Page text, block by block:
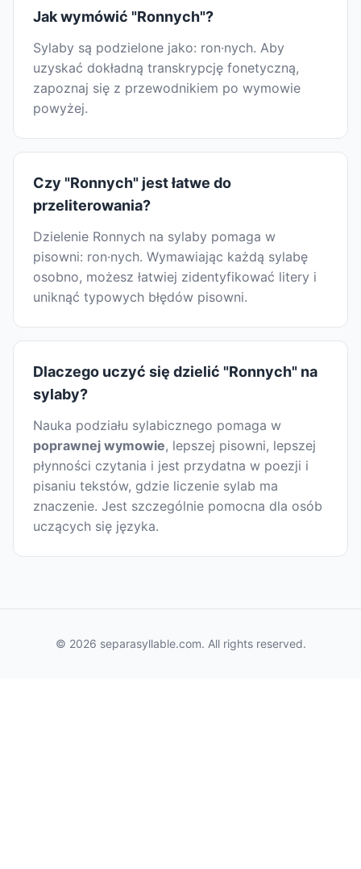
Jak wymówić "Ronnych"?
Sylaby są podzielone jako: ron·nych. Aby
uzyskać dokładną transkrypcję fonetyczną,
zapoznaj się z przewodnikiem po wymowie
powyżej.
Czy "Ronnych" jest łatwe do
przeliterowania?
Dzielenie Ronnych na sylaby pomaga w
pisowni: ron·nych. Wymawiając każdą sylabę
osobno, możesz łatwiej zidentyfikować litery i
uniknąć typowych błędów pisowni.
Dlaczego uczyć się dzielić "Ronnych" na
sylaby?
Nauka podziału sylabicznego pomaga w
poprawnej wymowie, lepszej pisowni, lepszej
płynności czytania i jest przydatna w poezji i
pisaniu tekstów, gdzie liczenie sylab ma
znaczenie. Jest szczególnie pomocna dla osób
uczących się języka.
© 2026 separasyllable.com. All rights reserved.